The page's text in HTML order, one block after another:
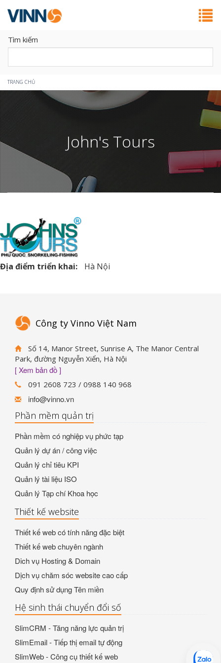
Tìm kiếm
Bạn
đang
ở
đây
TRANG CHỦ
John's Tours
Địa điểm triển khai: Hà Nội
Công ty Vinno Việt Nam
Số 14, Manor Street, Sunrise A, The Manor Central
Park, đường Nguyễn Xiển, Hà Nội
[ Xem bản đồ ]
091 2608 723 / 0988 140 968
info@vinno.vn
Phần mềm quản trị
Phần mềm có nghiệp vụ phức tạp
Quản lý dự án / công việc
Quản lý chỉ tiêu KPI
Quản lý tài liệu ISO
Quản lý Tạp chí Khoa học
Thiết kế website
Thiết kế web có tính năng đặc biệt
Thiết kế web chuyên ngành
Dich vụ Hosting & Domain
Dịch vụ chăm sóc website cao cấp
Quy định sử dụng Tên miền
Hệ sinh thái chuyển đổi số
SlimCRM - Tăng năng lực quản trị
SlimEmail - Tiếp thị email tự động
SlimWeb - Công cụ thiết kế web